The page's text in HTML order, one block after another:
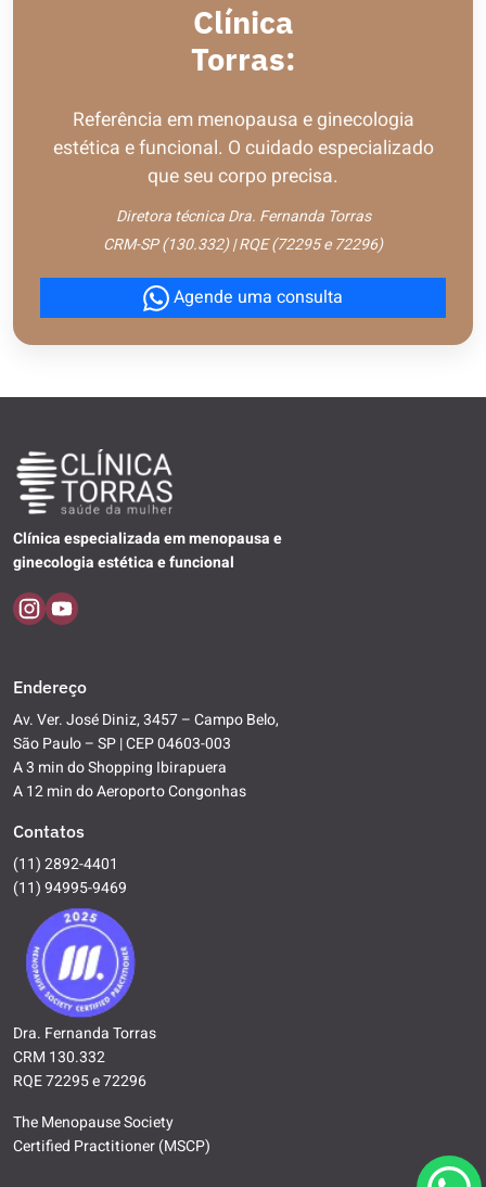
Clínica
Torras:
Referência em menopausa e ginecologia
estética e funcional. O cuidado especializado
que seu corpo precisa.
Diretora técnica Dra. Fernanda Torras
CRM-SP (130.332) | RQE (72295 e 72296)
Agende uma consulta
Clínica especializada em menopausa e
ginecologia estética e funcional
Endereço
Av. Ver. José Diniz, 3457 – Campo Belo,
São Paulo – SP | CEP 04603-003
A 3 min do Shopping Ibirapuera
A 12 min do Aeroporto Congonhas
Contatos
(11) 2892-4401
(11) 94995-9469
Dra. Fernanda Torras
CRM 130.332
RQE 72295 e 72296
The Menopause Society
Certified Practitioner (MSCP)